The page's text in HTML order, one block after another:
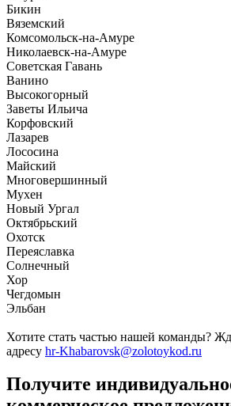
Бикин
Вяземский
Комсомольск-на-Амуре
Николаевск-на-Амуре
Советская Гавань
Ванино
Высокогорный
Заветы Ильича
Корфовский
Лазарев
Лососина
Майский
Многовершинный
Мухен
Новый Ургал
Октябрьский
Охотск
Переяславка
Солнечный
Хор
Чегдомын
Эльбан
Хотите стать частью нашей команды?
адресу hr-Khabarovsk@zolotoykod.ru
Получите